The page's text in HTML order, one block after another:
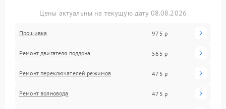
Цены актуальны на текущую дату 08.08.2026
Прошивка 975 р
Ремонт двигателя поддона 565 р
Ремонт переключателей режимов 475 р
Ремонт волновода 475 р